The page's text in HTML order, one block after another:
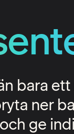
bara
ner
ge